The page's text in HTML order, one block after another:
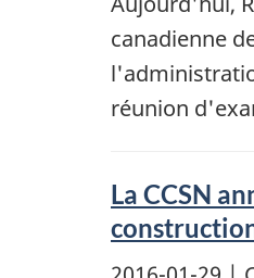
canadienne
réunion
La CCSN